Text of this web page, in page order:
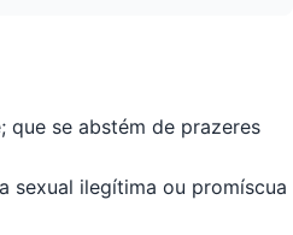
que se abstém de prazeres
sexual ilegítima ou promíscua